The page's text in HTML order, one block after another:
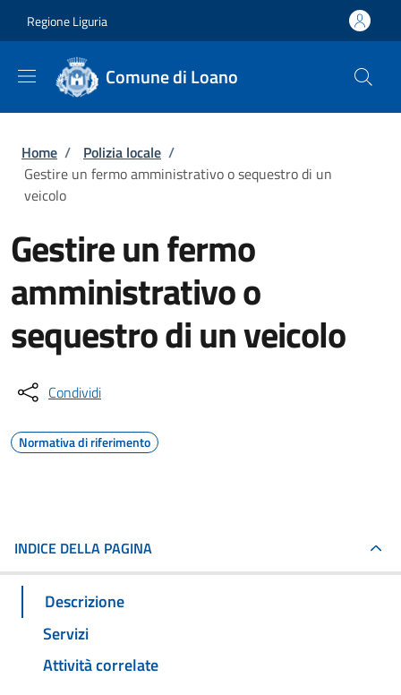
Regione Liguria
Comune di Loano
Briciole di pane
Home / Polizia locale /
Gestire un fermo amministrativo o sequestro di un
veicolo
Gestire un fermo
amministrativo o
sequestro di un veicolo
Condividi
Normativa di riferimento
INDICE DELLA PAGINA
Descrizione
Servizi
Attività correlate